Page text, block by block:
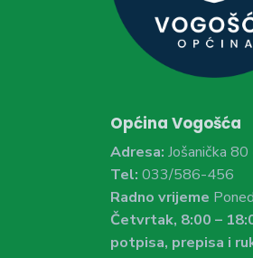
Općina Vogošća
Adresa: Jošanička
Tel: 033/586-456
Radno vrijeme
Četvrtak, 8:00 –
potpisa, prepisa i